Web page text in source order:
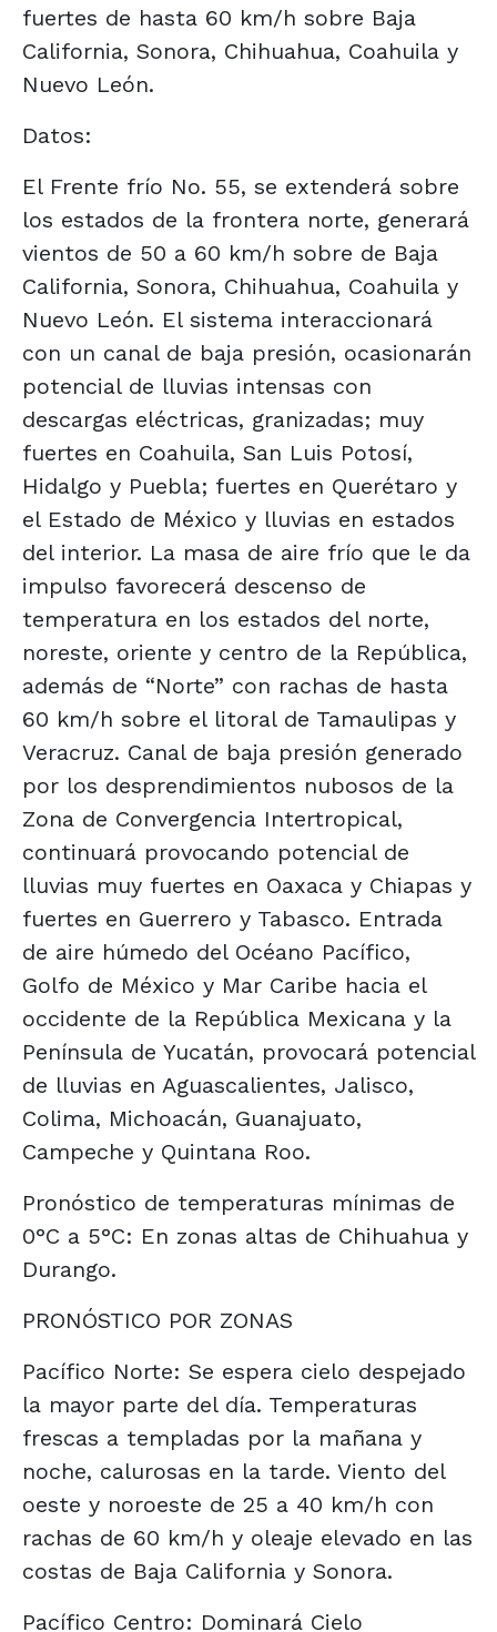
fuertes de hasta 60 km/h sobre Baja
California, Sonora, Chihuahua, Coahuila y
Nuevo León.
Datos:
El Frente frío No. 55, se extenderá sobre
los estados de la frontera norte, generará
vientos de 50 a 60 km/h sobre de Baja
California, Sonora, Chihuahua, Coahuila y
Nuevo León. El sistema interaccionará
con un canal de baja presión, ocasionarán
potencial de lluvias intensas con
descargas eléctricas, granizadas; muy
fuertes en Coahuila, San Luis Potosí,
Hidalgo y Puebla; fuertes en Querétaro y
el Estado de México y lluvias en estados
del interior. La masa de aire frío que le da
impulso favorecerá descenso de
temperatura en los estados del norte,
noreste, oriente y centro de la República,
además de “Norte” con rachas de hasta
60 km/h sobre el litoral de Tamaulipas y
Veracruz. Canal de baja presión generado
por los desprendimientos nubosos de la
Zona de Convergencia Intertropical,
continuará provocando potencial de
lluvias muy fuertes en Oaxaca y Chiapas y
fuertes en Guerrero y Tabasco. Entrada
de aire húmedo del Océano Pacífico,
Golfo de México y Mar Caribe hacia el
occidente de la República Mexicana y la
Península de Yucatán, provocará potencial
de lluvias en Aguascalientes, Jalisco,
Colima, Michoacán, Guanajuato,
Campeche y Quintana Roo.
Pronóstico de temperaturas mínimas de
0°C a 5°C: En zonas altas de Chihuahua y
Durango.
PRONÓSTICO POR ZONAS
Pacífico Norte: Se espera cielo despejado
la mayor parte del día. Temperaturas
frescas a templadas por la mañana y
noche, calurosas en la tarde. Viento del
oeste y noroeste de 25 a 40 km/h con
rachas de 60 km/h y oleaje elevado en las
costas de Baja California y Sonora.
Pacífico Centro: Dominará Cielo